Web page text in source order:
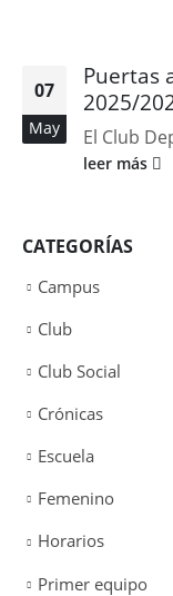
07
May
Puertas
2025/
El Club
leer más
CATEGORÍAS
Campus
Club
Club Social
Crónicas
Escuela
Femenino
Horarios
Primer equipo